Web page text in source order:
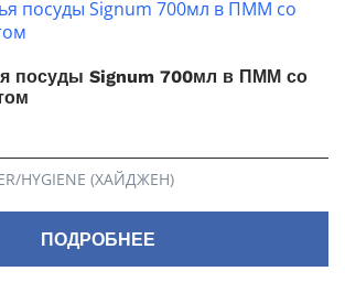
посуды Signum 700мл в ПММ со
HYGIENE (ХАЙДЖЕН)
ПОДРОБНЕЕ